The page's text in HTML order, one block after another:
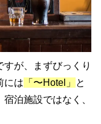
が、まずびっくり
には 「〜Hotel」
と
泊施設ではなく、